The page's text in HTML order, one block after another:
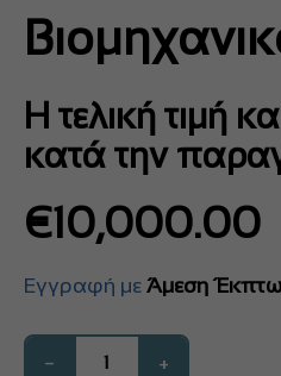
Η τελική τιμή
κατά την
€10,000.00
Εγγραφή με Άμεση
− +